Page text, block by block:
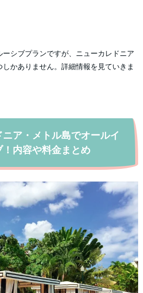
ーシブプランですが、ニューカレドニア
かありません。詳細情報を見ていきま
ア・メトル島でオールイ
！内容や料金まとめ